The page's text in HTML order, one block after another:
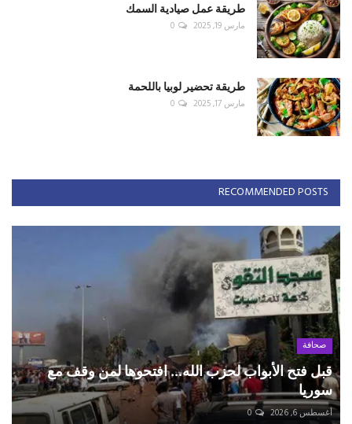
طريقة عمل صيادية السمك
مارس 19, 2025 0
طريقة تحضير لوبيا باللحمة
مارس 17, 2025 0
RECOMMENDED POSTS
صحافة
قبل فتح الأبواب لحزب الله... افتحوها لمن وقف مع
سوريا
أغسطس 6, 2026 0